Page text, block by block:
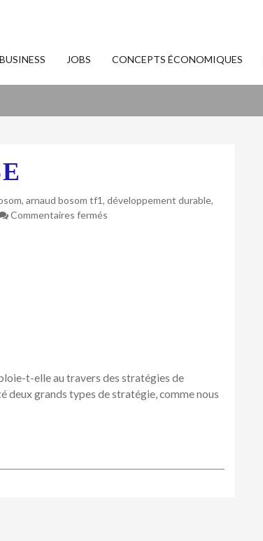
BUSINESS JOBS CONCEPTS ÉCONOMIQUES
, arnaud bosom tf1, développement durable,
Commentaires fermés
t-elle au travers des stratégies de
deux grands types de stratégie, comme nous